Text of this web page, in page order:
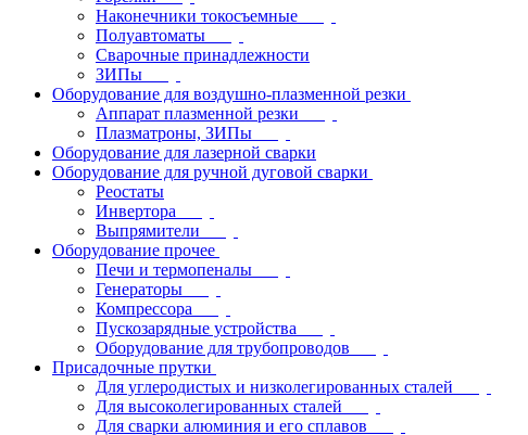
Наконечники токосъемные
Полуавтоматы
Сварочные принадлежности
ЗИПы
Оборудование для воздушно-плазменной резки
Аппарат плазменной резки
Плазматроны, ЗИПы
Оборудование для лазерной сварки
Оборудование для ручной дуговой сварки
Реостаты
Инвертора
Выпрямители
Оборудование прочее
Печи и термопеналы
Генераторы
Компрессора
Пускозарядные устройства
Оборудование для трубопроводов
Присадочные прутки
Для углеродистых и низколегированных сталей
Для высоколегированных сталей
Для сварки алюминия и его сплавов